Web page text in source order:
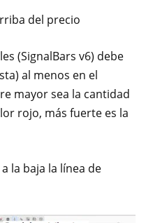
del precio
(SignalBars v6) debe
al menos en el
mayor sea la cantidad
rojo, más fuerte es la
la baja la línea de